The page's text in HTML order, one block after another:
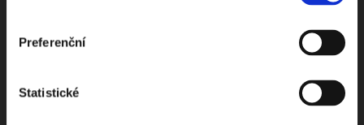
Preferenční
Statistické
Beru na vědomí zpracování osobních údajů